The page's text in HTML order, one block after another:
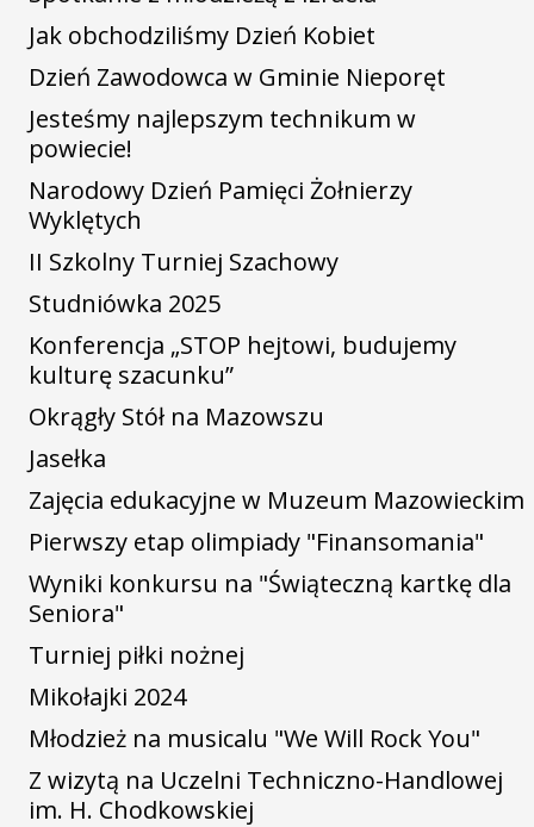
Jak obchodziliśmy Dzień Kobiet
Dzień Zawodowca w Gminie Nieporęt
Jesteśmy najlepszym technikum w
powiecie!
Narodowy Dzień Pamięci Żołnierzy
Wyklętych
II Szkolny Turniej Szachowy
Studniówka 2025
Konferencja „STOP hejtowi, budujemy
kulturę szacunku”
Okrągły Stół na Mazowszu
Jasełka
Zajęcia edukacyjne w Muzeum Mazowieckim
Pierwszy etap olimpiady "Finansomania"
Wyniki konkursu na "Świąteczną kartkę dla
Seniora"
Turniej piłki nożnej
Mikołajki 2024
Młodzież na musicalu "We Will Rock You"
Z wizytą na Uczelni Techniczno-Handlowej
im. H. Chodkowskiej